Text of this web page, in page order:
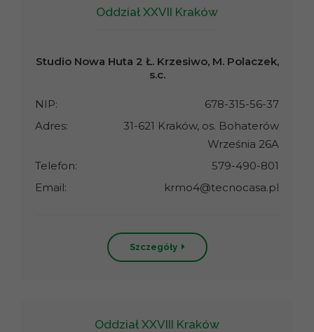
Oddział XXVII Kraków
Studio Nowa Huta 2 Ł. Krzesiwo, M. Polaczek,
s.c.
NIP:
678-315-56-37
Adres:
31-621 Kraków, os. Bohaterów
Września 26A
Telefon:
579-490-801
Email:
krmo4@tecnocasa.pl
Szczegóły
Oddział XXVIII Kraków